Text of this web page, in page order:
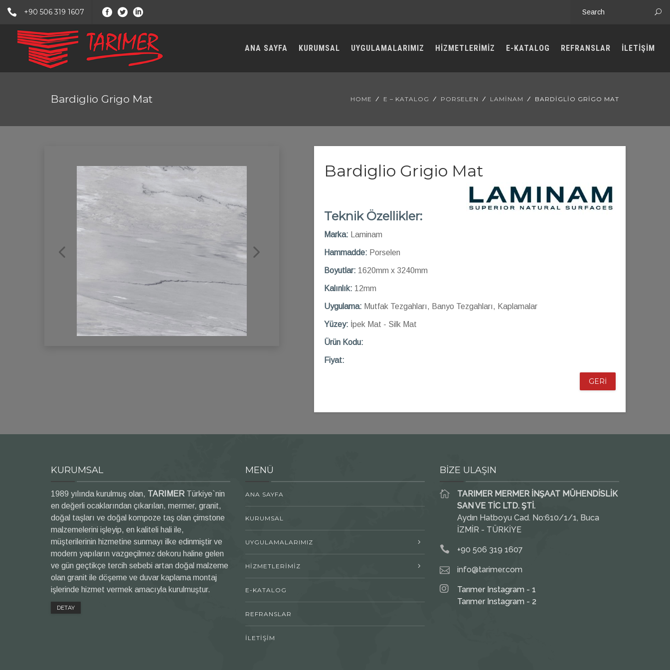
+90 506 319 1607
ANA SAYFA KURUMSAL UYGULAMALARIMIZ HİZMETLERİMİZ E-KATALOG REFRANSLAR İLETİŞİM
Bardiglio Grigo Mat HOME E – KATALOG PORSELEN LAMINAM BARDIGLIO GRIGO MAT
Bardiglio Grigio Mat
Teknik Özellikler:
Marka: Laminam
Hammadde: Porselen
Boyutlar: 1620mm x 3240mm
Kalınlık: 12mm
Uygulama: Mutfak Tezgahları, Banyo Tezgahları, Kaplamalar
Yüzey: İpek Mat - Silk Mat
Ürün Kodu:
Fiyat:
GERİ
KURUMSAL
1989 yılında kurulmuş olan, TARIMER Türkiye`nin
en değerli ocaklarından çıkarılan, mermer, granit,
doğal taşları ve doğal kompoze taş olan çimstone
malzemelerini işleyip, en kaliteli hali ile,
müşterilerinin hizmetine sunmayı ilke edinmiştir ve
modern yapıların vazgeçilmez dekoru haline gelen
ve gün geçtikçe tercih sebebi artan doğal malzeme
olan granit ile döşeme ve duvar kaplama montaj
işlerinde hizmet vermek amacıyla kurulmuştur.
DETAY
MENÜ
ANA SAYFA
KURUMSAL
UYGULAMALARIMIZ
HİZMETLERİMİZ
E-KATALOG
REFRANSLAR
İLETİŞİM
BİZE ULAŞIN
TARIMER MERMER İNŞAAT MÜHENDİSLİK
SAN VE TİC LTD. ŞTİ.
Aydın Hatboyu Cad. No:610/1/1, Buca
İZMİR - TÜRKİYE
+90 506 319 1607
info@tarimer.com
Tarımer Instagram - 1
Tarımer Instagram - 2